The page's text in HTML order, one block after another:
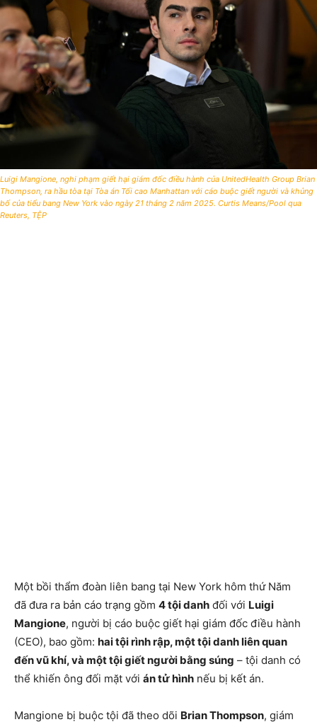
Luigi Mangione, nghi phạm giết hại giám đốc điều hành của UnitedHealth Group Brian
Thompson, ra hầu tòa tại Tòa án Tối cao Manhattan với cáo buộc giết người và khủng
bố của tiểu bang New York vào ngày 21 tháng 2 năm 2025. Curtis Means/Pool qua
Reuters, TỆP
Một bồi thẩm đoàn liên bang tại New York hôm thứ Năm
đã đưa ra bản cáo trạng gồm 4 tội danh đối với Luigi
Mangione, người bị cáo buộc giết hại giám đốc điều hành
(CEO), bao gồm: hai tội rình rập, một tội danh liên quan
đến vũ khí, và một tội giết người bằng súng – tội danh có
thể khiến ông đối mặt với án tử hình nếu bị kết án.
Mangione bị buộc tội đã theo dõi Brian Thompson, giám